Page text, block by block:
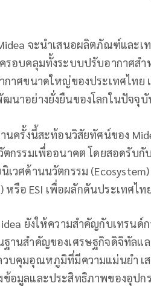
จะนำเสนอผลิตภัณฑ์และ
รอบคลุมทั้งระบบปรับอากาศส
กาศขนาดใหญ่ของประเทศไท
นาอย่างยั่งยืนของโลกในปัจจุ
านครั้งนี้สะท้อนวิสัยทัศน์ของ
ตกรรมเพื่ออนาคต โดยสอดรับกั
เวศด้านนวัตกรรม
หรือ ESI เพื่อผลักดันประเทศไ
ยังให้ความสำคัญกับเทรนด์
ฐานสำคัญของเศรษฐกิจดิจิทัลแ
บคุมอุณหภูมิที่มีความแม่นยำ เส
อมูลและประสิทธิภาพของอุปก